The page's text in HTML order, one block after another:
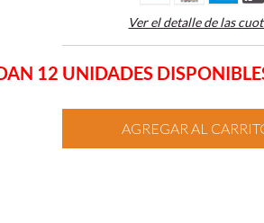
Ver el detalle de las
12 UNIDADES